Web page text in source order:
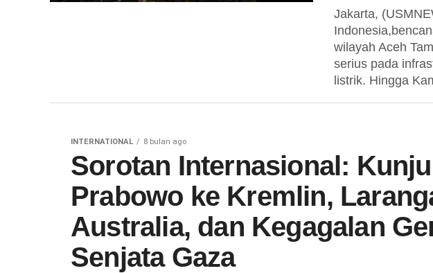
Jakarta,
wilayah Aceh
serius pada
listrik. Hingga
INTERNATIONAL 8 bulan ago
Sorotan Internasional:
Prabowo ke Kremlin,
Australia, dan Kegagalan
Senjata Gaza